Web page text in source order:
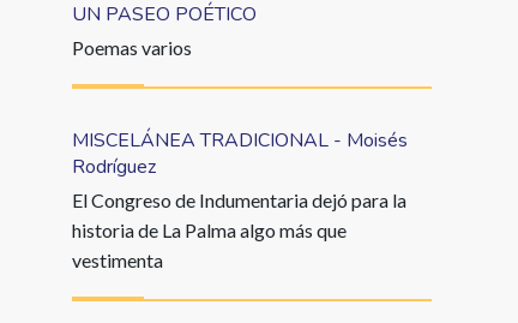
UN PASEO POÉTICO
Poemas varios
MISCELÁNEA TRADICIONAL - Moisés
Rodríguez
El Congreso de Indumentaria dejó para la
historia de La Palma algo más que
vestimenta